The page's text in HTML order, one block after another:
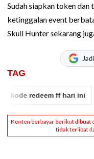
Sudah siapkan token dan
ketinggalan event
Skull Hunter sekarang
TAG
redeem ff hari ini